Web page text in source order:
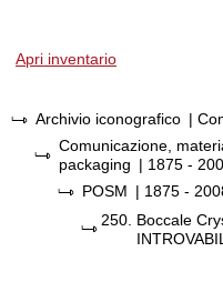
Apri inventario
Archivio iconografico |
Comunicazione,
packaging | 1875 -
POSM | 1875 -
250. Boccale